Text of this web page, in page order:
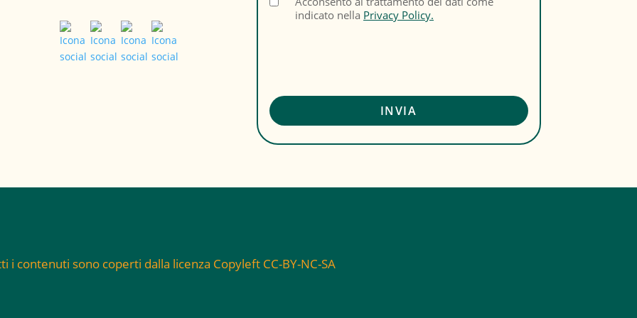
indicato nella Privacy Policy.
i contenuti sono coperti dalla licenza Copyleft CC-BY-NC-SA